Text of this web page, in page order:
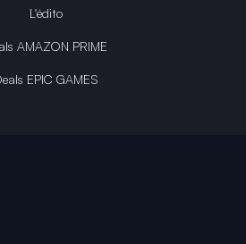
L'édito
AMAZON PRIME
EPIC GAMES